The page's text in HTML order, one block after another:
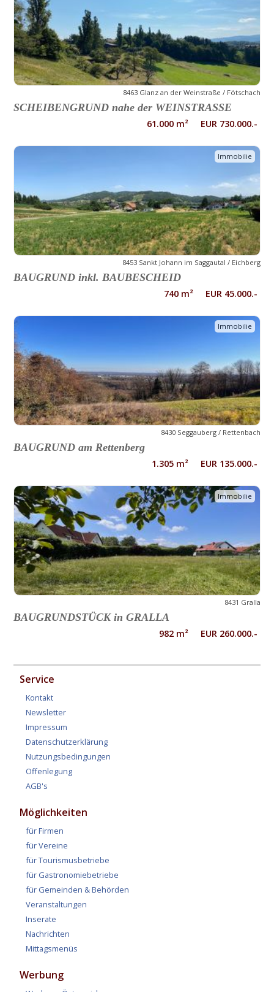
8463 Glanz an der Weinstraße / Fötschach
SCHEIBENGRUND nahe der WEINSTRASSE
61.000 m² EUR 730.000.-
Immobilie
8453 Sankt Johann im Saggautal / Eichberg
BAUGRUND inkl. BAUBESCHEID
740 m² EUR 45.000.-
Immobilie
8430 Seggauberg / Rettenbach
BAUGRUND am Rettenberg
1.305 m² EUR 135.000.-
Immobilie
8431 Gralla
BAUGRUNDSTÜCK in GRALLA
982 m² EUR 260.000.-
Service
Kontakt
Newsletter
Impressum
Datenschutzerklärung
Nutzungsbedingungen
Offenlegung
AGB's
Möglichkeiten
für Firmen
für Vereine
für Tourismusbetriebe
für Gastronomiebetriebe
für Gemeinden & Behörden
Veranstaltungen
Inserate
Nachrichten
Mittagsmenüs
Werbung